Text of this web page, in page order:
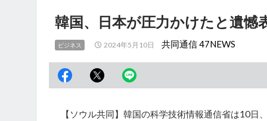
韓国、日本が圧力かけたと遺憾
ビジネス 2024年5月10日 共同通信 47NEWS
【ソウル共同】韓国の科学技術情報通信省は10